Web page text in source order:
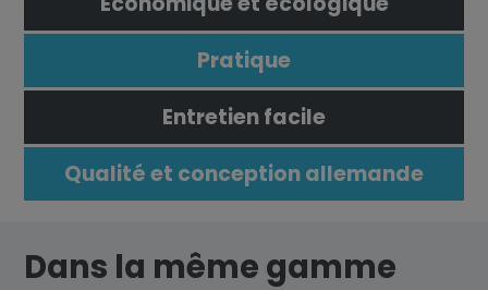
Pratique
Entretien facile
Qualité et conception allemande
Dans la même gamme